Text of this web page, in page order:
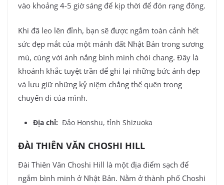
vào khoảng 4-5 giờ sáng để kịp thời để đón rạng đông.
Khi đã leo lên đỉnh, bạn sẽ được ngắm toàn cảnh hết
sức đẹp mắt của một mảnh đất Nhật Bản trong sương
mù, cùng với ánh nắng bình minh chói chang. Đây là
khoảnh khắc tuyệt trần để ghi lại những bức ảnh đẹp
và lưu giữ những kỷ niệm chẳng thể quên trong
chuyến đi của mình.
Địa chỉ: Đảo Honshu, tỉnh Shizuoka
ĐÀI THIÊN VĂN CHOSHI HILL
Đài Thiên Văn Choshi Hill là một địa điểm sạch để
ngắm bình minh ở Nhật Bản. Nằm ở thành phố Choshi